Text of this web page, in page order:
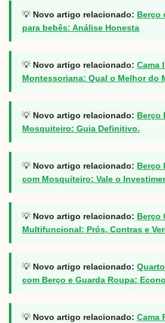
💡 Novo artigo relacionado: Berço
para bebês: Análise Honesta
💡 Novo artigo relacionado: Cama
Montessoriana: Qual o Melhor do
💡 Novo artigo relacionado: Berço
Mosquiteiro: Guia Definitivo.
💡 Novo artigo relacionado: Berço
com Mosquiteiro: Vale o
💡 Novo artigo relacionado: Berço
Multifuncional: Prós, Contras e
💡 Novo artigo relacionado:
com Berço e Guarda Roupa:
💡 Novo artigo relacionado: Cama